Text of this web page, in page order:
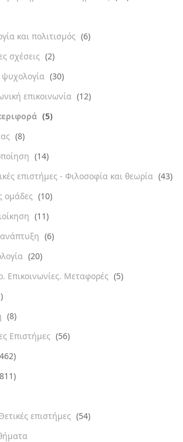
και πολιτισμός (6)
σχέσεις (2)
(30)
επικοινωνία (12)
(5)
(8)
(14)
επιστήμες - Φιλοσοφία και θεωρία (43)
ομάδες (10)
(11)
(6)
(20)
Επικοινωνίες. Μεταφορές (5)
(8)
Επιστήμες (56)
επιστήμες (54)